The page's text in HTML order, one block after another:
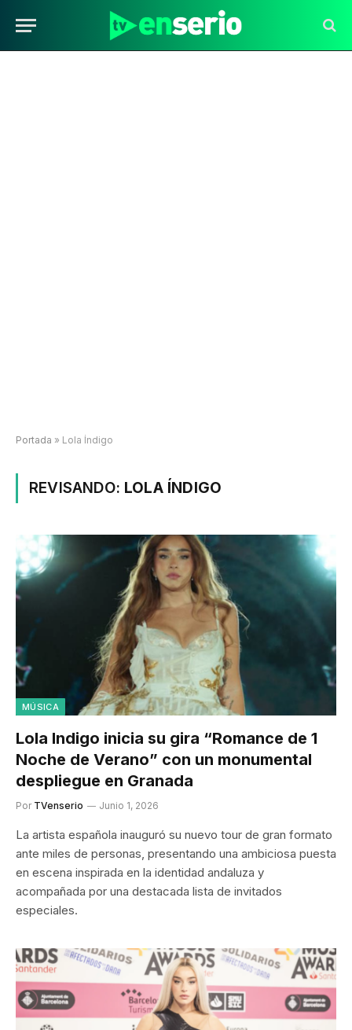
Portada » Lola Índigo
REVISANDO: LOLA ÍNDIGO
MÚSICA
Lola Indigo inicia su gira “Romance de 1
Noche de Verano” con un monumental
despliegue en Granada
Por TVenserio Junio 1, 2026
La artista española inauguró su nuevo tour de gran formato
ante miles de personas, presentando una ambiciosa puesta
en escena inspirada en la identidad andaluza y
acompañada por una destacada lista de invitados
especiales.